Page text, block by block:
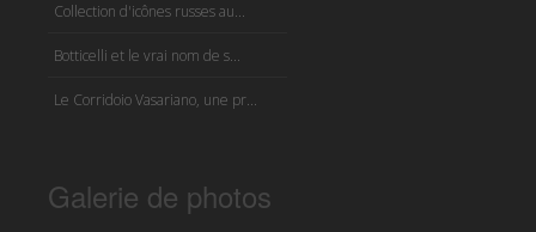
Collection d'icônes russes au...
Botticelli et le vrai nom de s...
Le Corridoio Vasariano, une pr...
Galerie de photos